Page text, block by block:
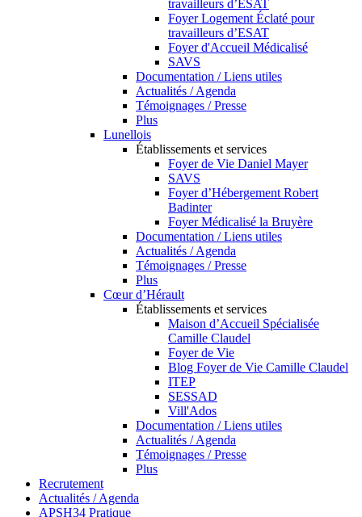
travailleurs d’ESAT
Foyer Logement Éclaté pour
travailleurs d’ESAT
Foyer d'Accueil Médicalisé
SAVS
Documentation / Liens utiles
Actualités / Agenda
Témoignages / Presse
Plus
Lunellois
Établissements et services
Foyer de Vie Daniel Mayer
SAVS
Foyer d’Hébergement Robert
Badinter
Foyer Médicalisé la Bruyère
Documentation / Liens utiles
Actualités / Agenda
Témoignages / Presse
Plus
Cœur d’Hérault
Établissements et services
Maison d’Accueil Spécialisée
Camille Claudel
Foyer de Vie
Blog Foyer de Vie Camille Claudel
ITEP
SESSAD
Vill'Ados
Documentation / Liens utiles
Actualités / Agenda
Témoignages / Presse
Plus
Recrutement
Actualités / Agenda
APSH34 Pratique